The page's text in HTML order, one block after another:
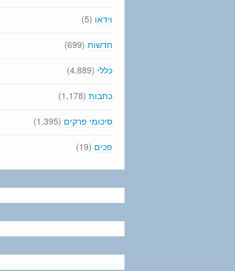
וידאו (5)
חדשות (699)
כללי (4,889)
כתבות (1,178)
סיכומי פרקים (1,395)
פכים (19)